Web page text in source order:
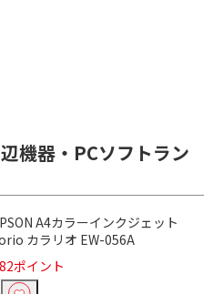
キーボード
む
機器・PCソフトラン
A4カラーインクジェット
カラリオ EW-056A
82ポイント